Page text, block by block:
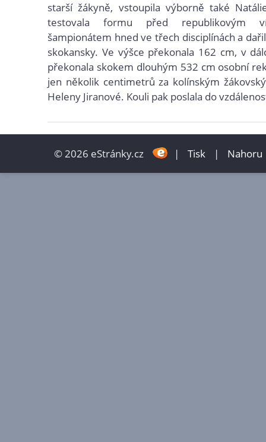
starší žákyně, vstoupila výborně také
testovala formu před republikovým
šampionátem hned ve třech disciplínách a
skokansky. Ve výšce překonala 162 cm, v
překonala skokem dlouhým 532 cm osobní
jen několik centimetrů za kolínským
Heleny Jiranové. Kouli pak poslala do
© 2026 eStránky.cz | Tisk | Nahoru